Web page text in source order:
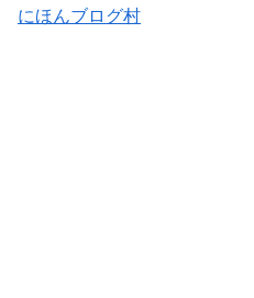
にほんブログ村